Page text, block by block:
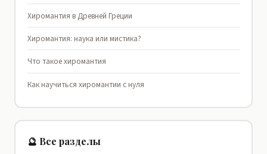
Хиромантия в Древней Греции
Хиромантия: наука или мистика?
Что такое хиромантия
Как научиться хиромантии с нуля
🔮 Все разделы